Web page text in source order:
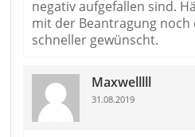
negativ aufgefallen sind.
mit der Beantragung noch
schneller gewünscht.
Maxwelllll
31.08.2019